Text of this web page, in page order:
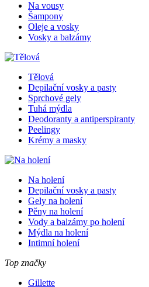
Na vousy
Šampony
Oleje a vosky
Vosky a balzámy
Tělová
Depilační vosky a pasty
Sprchové gely
Tuhá mýdla
Deodoranty a antiperspiranty
Peelingy
Krémy a masky
Na holení
Depilační vosky a pasty
Gely na holení
Pěny na holení
Vody a balzámy po holení
Mýdla na holení
Intimní holení
Top značky
Gillette